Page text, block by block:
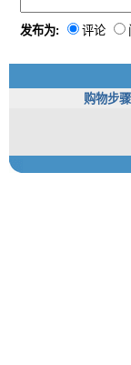
发布为: 评论
购物步